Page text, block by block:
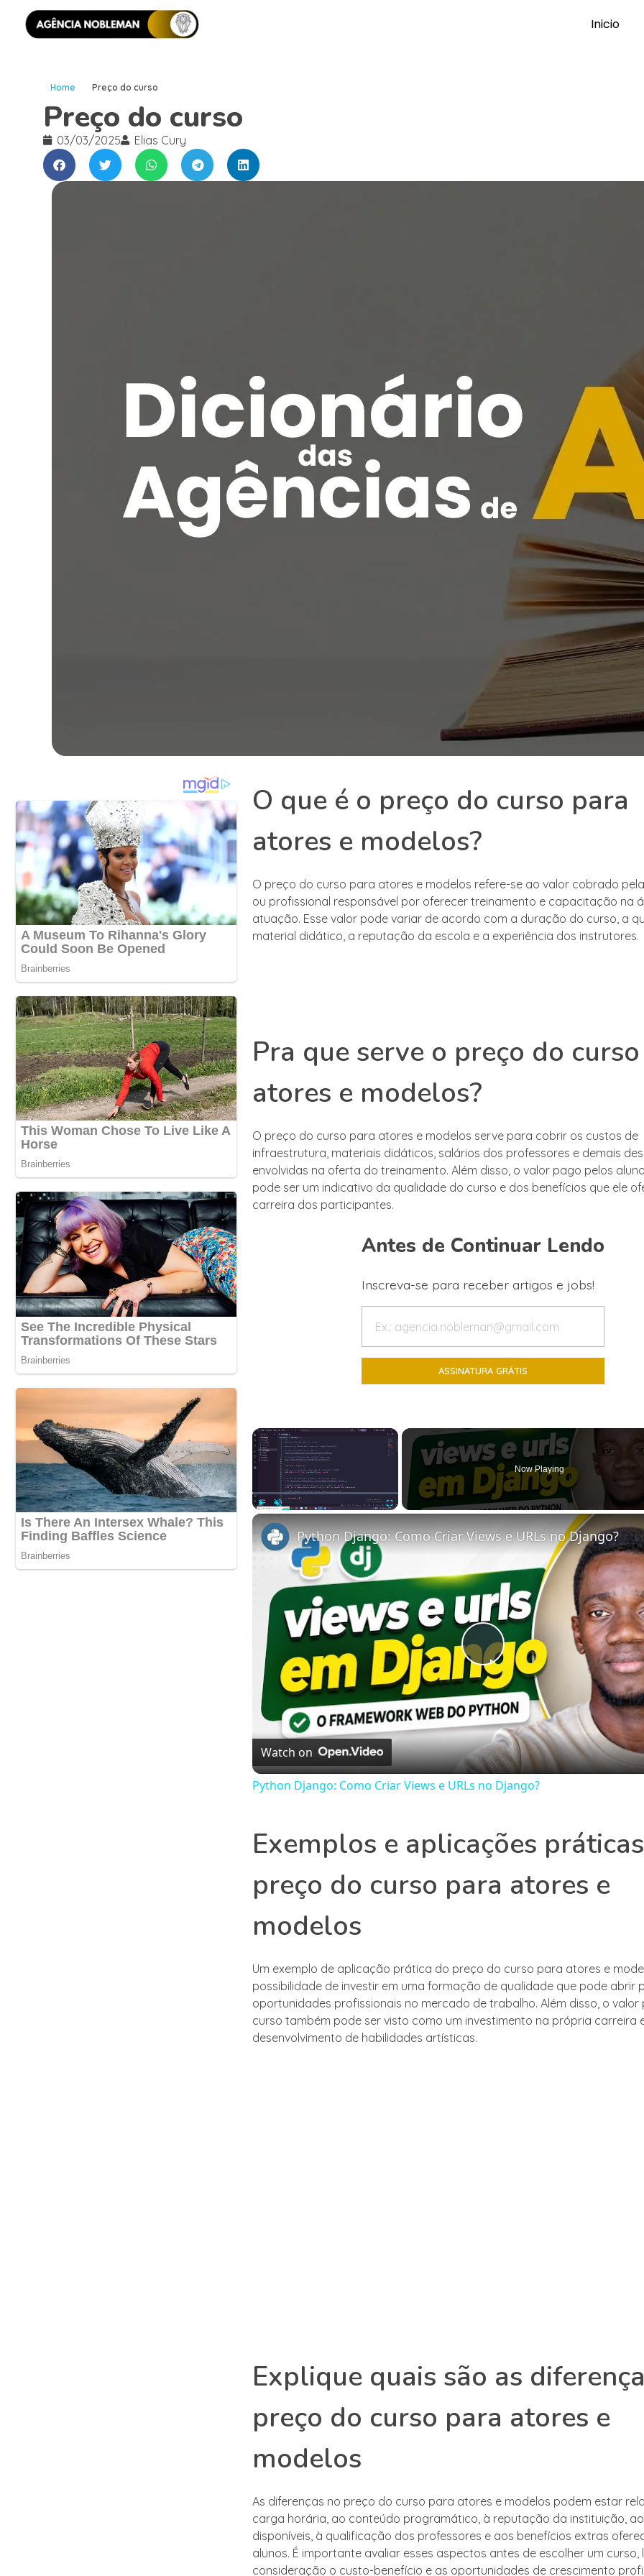
Inicio
Home Preço do curso
Preço do curso
03/03/2025 Elias Cury
O que é o preço do curso para
atores e modelos?
O preço do curso para atores e modelos refere-se ao valor cobrado
ou profissional responsável por oferecer treinamento e capacitação na
atuação. Esse valor pode variar de acordo com a duração do curso, a
material didático, a reputação da escola e a experiência dos instrutores.
Pra que serve o preço do
atores e modelos?
O preço do curso para atores e modelos serve para cobrir os custos de
infraestrutura, materiais didáticos, salários dos professores e demais
envolvidas na oferta do treinamento. Além disso, o valor pago pelos
pode ser um indicativo da qualidade do curso e dos benefícios que ele
carreira dos participantes.
Antes de Continuar Lendo
Inscreva-se para receber artigos e jobs!
×
Now Playing
Play
Video
Python Django: Como Criar Views e URLs no Django?
Watch on
Python Django: Como Criar Views e URLs no Django?
Exemplos e aplicações
preço do curso para atores e
modelos
Um exemplo de aplicação prática do preço do curso para atores e
possibilidade de investir em uma formação de qualidade que pode abrir
oportunidades profissionais no mercado de trabalho. Além disso, o valor
curso também pode ser visto como um investimento na própria carreira
desenvolvimento de habilidades artísticas.
Explique quais são as
preço do curso para atores e
modelos
As diferenças no preço do curso para atores e modelos podem estar
carga horária, ao conteúdo programático, à reputação da instituição,
disponíveis, à qualificação dos professores e aos benefícios extras
alunos. É importante avaliar esses aspectos antes de escolher um curso,
consideração o custo-benefício e as oportunidades de crescimento